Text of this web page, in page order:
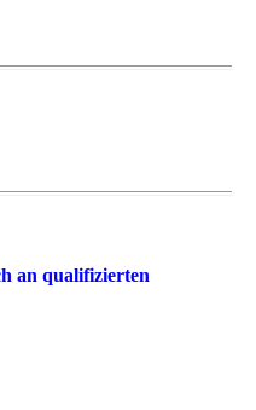
an qualifizierten